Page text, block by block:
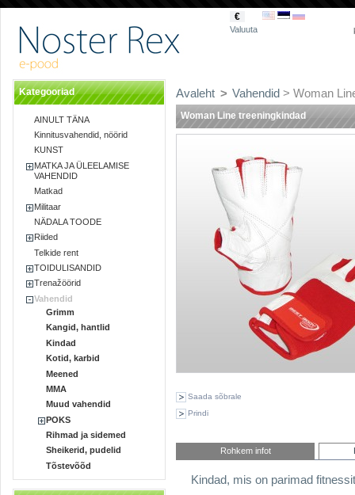
€
Valuuta
Kategooriad
AINULT TÄNA
Kinnitusvahendid, nöörid
KUNST
MATKA JA ÜLEELAMISE
VAHENDID
Matkad
Militaar
NÄDALA TOODE
Riided
Telkide rent
TOIDULISANDID
Trenažöörid
Vahendid
Grimm
Kangid, hantlid
Kindad
Kotid, karbid
Meened
MMA
Muud vahendid
POKS
Rihmad ja sidemed
Sheikerid, pudelid
Tõstevõõd
Avaleht > Vahendid > Woman
Woman Line treeningkindad
Saada sõbrale
Prindi
Rohkem infot
Kindad, mis on parimad